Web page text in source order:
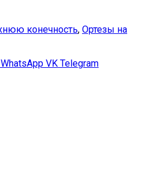
конечность, Ортезы на
WhatsApp VK Telegram